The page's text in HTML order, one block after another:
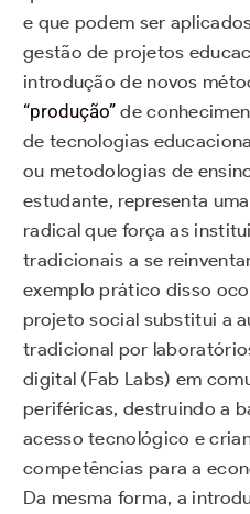
e que podem ser
gestão de projetos
introdução de novos
“produção” de
de tecnologias
ou metodologias de
estudante, representa
radical que força as
tradicionais a se
exemplo prático disso
projeto social substitui a
tradicional por
digital (Fab Labs) em
periféricas, destruindo a
acesso tecnológico e
competências para a
Da mesma forma, a